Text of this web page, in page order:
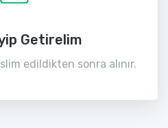
Getirelim
edildikten sonra alınır.